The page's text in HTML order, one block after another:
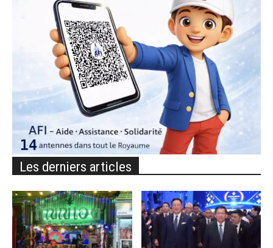
Les derniers articles